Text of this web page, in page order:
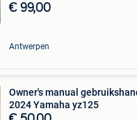
€ 99,00
Antwerpen
Owner's manual
2024 Yamaha yz125